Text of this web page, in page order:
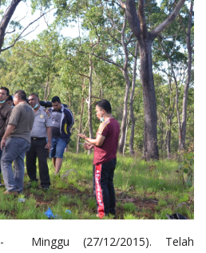
- Minggu (27/12/2015). Telah